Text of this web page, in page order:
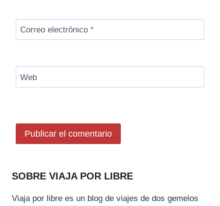
Correo electrónico *
Web
SOBRE VIAJA POR LIBRE
Viaja por libre es un blog de viajes de dos gemelos